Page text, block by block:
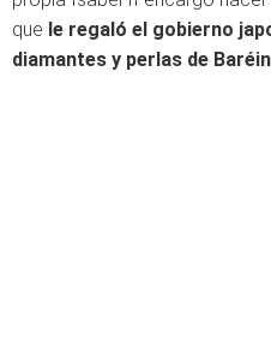
que le regaló el gobierno
diamantes y perlas de Baréin